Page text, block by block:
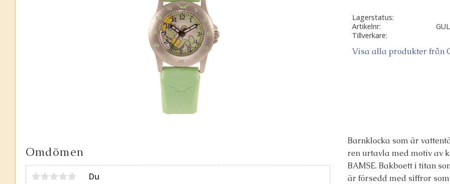
Lagerstatus
Artikelnr
Tillverkare
Visa alla produkter från
Barnklocka som är
ren urtavla med motiv av
BAMSE. Bakboett i titan
är försedd med siffror
Omdömen
Du